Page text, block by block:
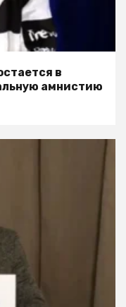
в
амнистию